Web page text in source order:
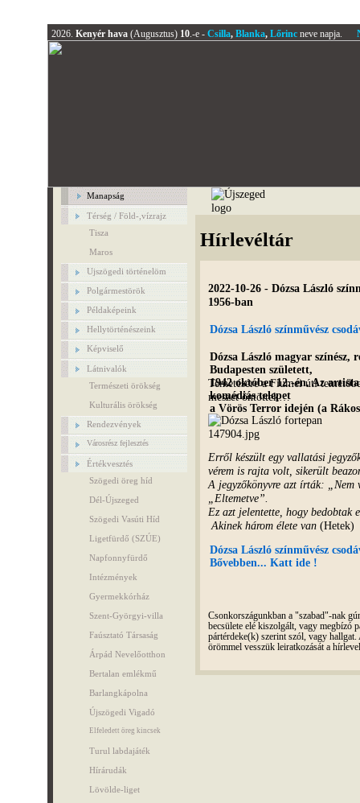
2026. Kenyér hava (Augusztus) 10.-e - Csilla, Blanka, Lőrincneve napja.
Manapság
Térség / Föld-,vízrajz
Tisza
Maros
Ujszögedi történelöm
Polgármestörök
Példaképeink
Hellytörténészeink
Képviselő
Látnivalók
Természeti örökség
Kulturális örökség
Rendezvények
Városrész fejlesztés
Értékvesztés
Szögedi öreg híd
Dél-Újszeged
Szögedi Vasúti Híd
Ligetfürdő (SZÚE)
Napfonnyfürdő
Intézmények
Gyermekkórház
Szent-Györgyi-villa
Faúsztató Társaság
Árpád Nevelőotthon
Bertalan emlékmű
Barlangkápolna
Újszögedi Vigadó
Elfeledett öreg kincsek
Turul labdajáték
Hírárudák
Lövölde-liget
Hírlevéltár
2022-10-26 - Dózsa László
1956-ban
Dózsa László színművész
Dózsa Lászlómagyar színész,
Budapesten született,
1942 október 12.-én. Az
komédiás telepet
a Vörös Terror idején (a
Temetésére a Fiumei úti
meszet öntöttek…
Erről készült egy vallatási
vérem is rajta volt, sikerült
A jegyzőkönyvre azt írták:
„Eltemetve”.
Ez azt jelentette, hogy bedobtak
Akinek három élete van(Hetek)
Dózsa László színművész
Bővebben... Katt ide !
Csonkországunkban a "szabad"-nak
becsülete elé kiszolgált, vagy megbízó
pártérdeke(k) szerint szól, vagy
örömmel vesszük leiratkozását a